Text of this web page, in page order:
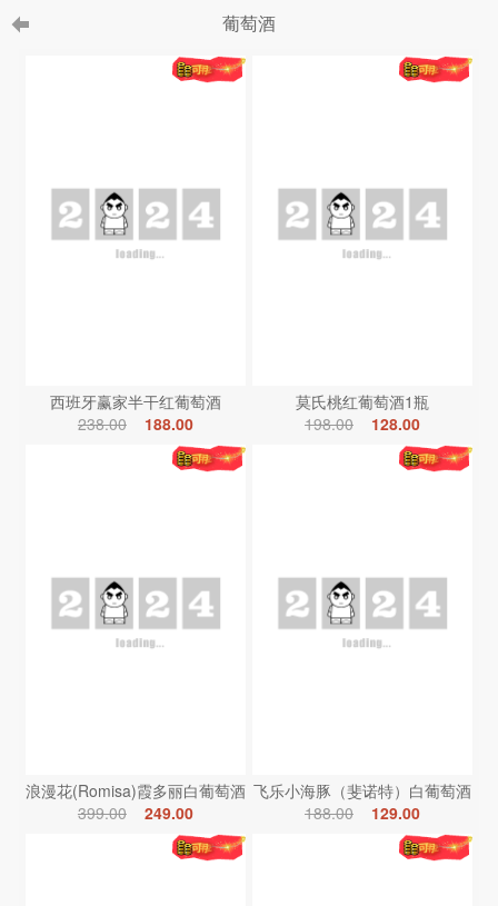
葡萄酒
西班牙赢家半干红葡萄酒
238.00
188.00
莫氏桃红葡萄酒1瓶
198.00
128.00
浪漫花(Romisa)霞多丽白葡萄酒
399.00
249.00
飞乐小海豚（斐诺特）白葡萄酒
188.00
129.00